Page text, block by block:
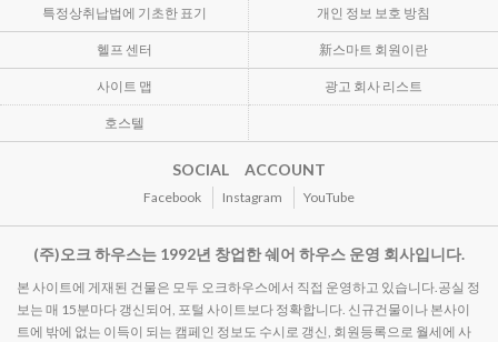
특정상취납법에 기초한 표기 개인 정보 보호 방침
헬프 센터 新스마트 회원이란
사이트 맵 광고 회사 리스트
호스텔
SOCIAL ACCOUNT
Facebook Instagram YouTube
(주)오크 하우스는 1992년 창업한 쉐어 하우스 운영 회사입니다.
본 사이트에 게재된 건물은 모두 오크하우스에서 직접 운영하고 있습니다.공실 정
보는 매 15분마다 갱신되어, 포털 사이트보다 정확합니다. 신규건물이나 본사이
트에 밖에 없는 이득이 되는 캠페인 정보도 수시로 갱신, 회원등록으로 월세에 사